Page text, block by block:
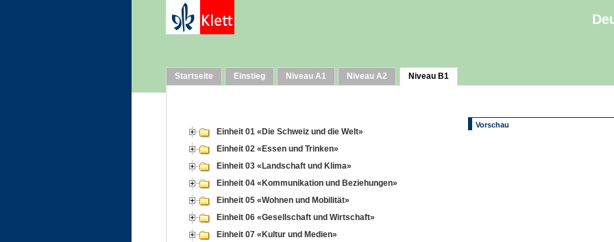
Startseite Einstieg Niveau A1 Niveau A2 Niveau B1
Einheit 01 «Die Schweiz und die Welt»
Einheit 02 «Essen und Trinken»
Einheit 03 «Landschaft und Klima»
Einheit 04 «Kommunikation und Beziehungen»
Einheit 05 «Wohnen und Mobilität»
Einheit 06 «Gesellschaft und Wirtschaft»
Einheit 07 «Kultur und Medien»
Vorschau